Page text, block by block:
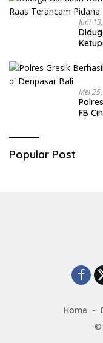
Juni
Mei
FB
Popular Post
Home
©